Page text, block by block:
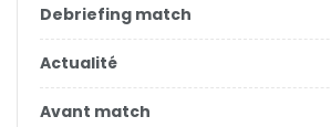
Debriefing match
Actualité
Avant match